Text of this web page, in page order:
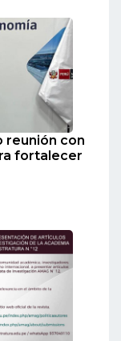
reunión con
fortalecer